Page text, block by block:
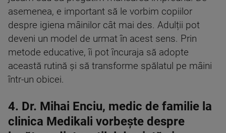
asemenea, e important să le vorbim copiilor
despre igiena mâinilor cât mai des. Adulții pot
deveni un model de urmat în acest sens. Prin
metode educative, îi pot încuraja să adopte
această rutină și să transforme spălatul pe mâini
într-un obicei.
4. Dr. Mihai Enciu, medic de familie la
clinica Medikali vorbește despre